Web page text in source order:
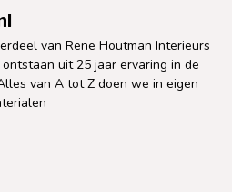
van Rene Houtman Interieurs
ontstaan uit 25 jaar ervaring in de
van A tot Z doen we in eigen